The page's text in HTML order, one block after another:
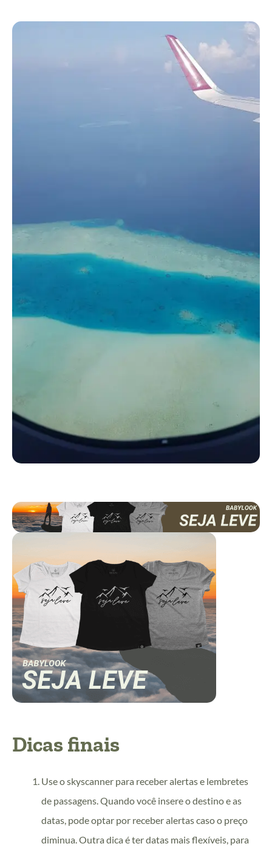
Dicas finais
Use o skyscanner para receber alertas e lembretes
de passagens. Quando você insere o destino e as
datas, pode optar por receber alertas caso o preço
diminua. Outra dica é ter datas mais flexíveis, para